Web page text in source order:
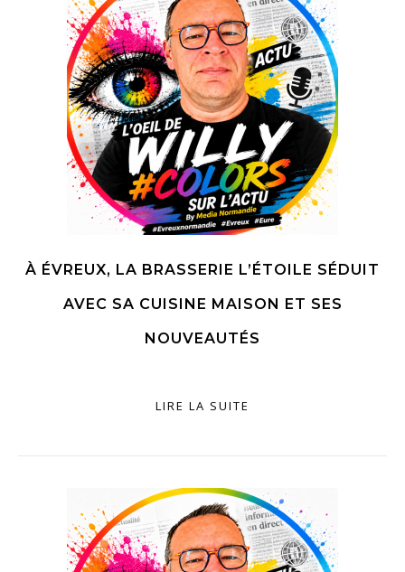
À ÉVREUX, LA BRASSERIE L’ÉTOILE SÉDUIT
AVEC SA CUISINE MAISON ET SES
NOUVEAUTÉS
LIRE LA SUITE